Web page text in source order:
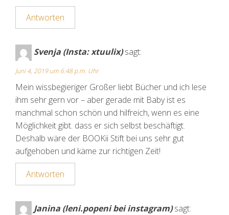
Antworten
Svenja (Insta: xtuulix) sagt:
Juni 4, 2019 um 6:48 p.m. Uhr
Mein wissbegieriger Großer liebt Bücher und ich lese
ihm sehr gern vor – aber gerade mit Baby ist es
manchmal schon schön und hilfreich, wenn es eine
Möglichkeit gibt. dass er sich selbst beschäftigt.
Deshalb wäre der BOOKii Stift bei uns sehr gut
aufgehoben und käme zur richtigen Zeit!
Antworten
Janina (leni.popeni bei instagram) sagt: